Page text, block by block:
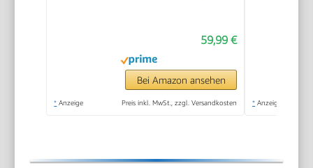
Autowäsche,
Hochdruckreiniger
Akku mit 6-in-1
59,99 €
Bei Amazon ansehen
* Anzeige Preis inkl. MwSt., zzgl. Versandkosten * Anzeige